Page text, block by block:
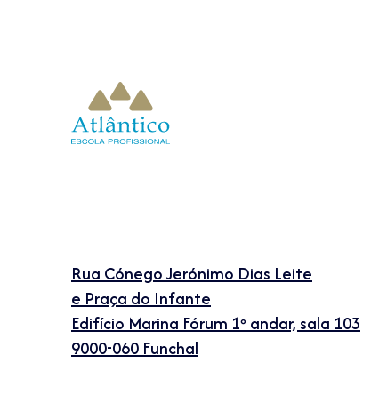
Rua Cónego Jerónimo Dias Leite
e Praça do Infante
Edifício Marina Fórum 1º andar, sala 103
9000-060 Funchal